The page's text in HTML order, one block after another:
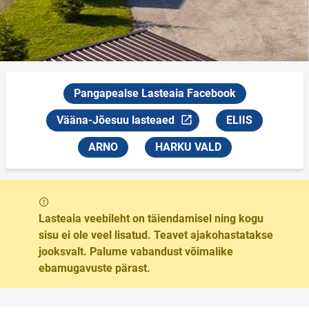
Pangapealse Lasteaia Facebook
Vääna-Jõesuu lasteaed
Link avaneb uuel leheküljel ELIIS
ARNO HARKU VALD
Lasteaia veebileht on täiendamisel ning kogu
sisu ei ole veel lisatud. Teavet ajakohastatakse
jooksvalt. Palume vabandust võimalike
ebamugavuste pärast.